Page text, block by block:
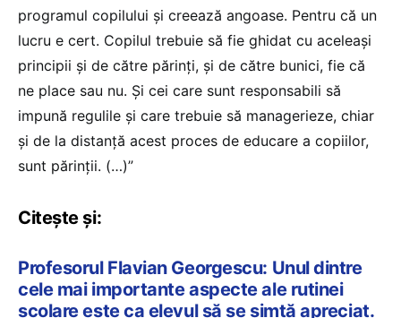
programul copilului și creează angoase. Pentru că un
lucru e cert. Copilul trebuie să fie ghidat cu aceleași
principii și de către părinți, și de către bunici, fie că
ne place sau nu. Și cei care sunt responsabili să
impună regulile și care trebuie să managerieze, chiar
și de la distanță acest proces de educare a copiilor,
sunt părinții. (…)”
Citește și:
Profesorul Flavian Georgescu: Unul dintre
cele mai importante aspecte ale rutinei
școlare este ca elevul să se simtă apreciat.